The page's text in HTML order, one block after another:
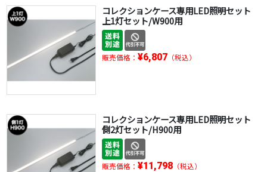
コレクションケース専用LED照明セット
上1灯セット/W900用
販売価格： ¥6,807（税込）
コレクションケース専用LED照明セット
側2灯セット/H900用
販売価格： ¥11,798（税込）